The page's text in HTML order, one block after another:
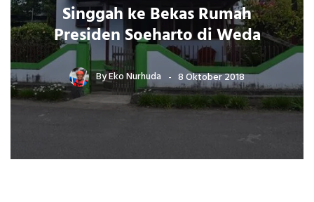
Singgah ke Bekas Rumah
Presiden Soeharto di Weda
ByEko Nurhuda 8 Oktober 2018